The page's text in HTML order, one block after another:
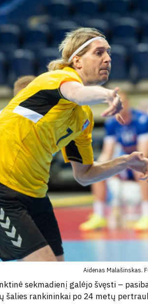
Aidenas Malašinskas.
sekmadienį galėjo švęsti –
šalies rankininkai po 24 metų